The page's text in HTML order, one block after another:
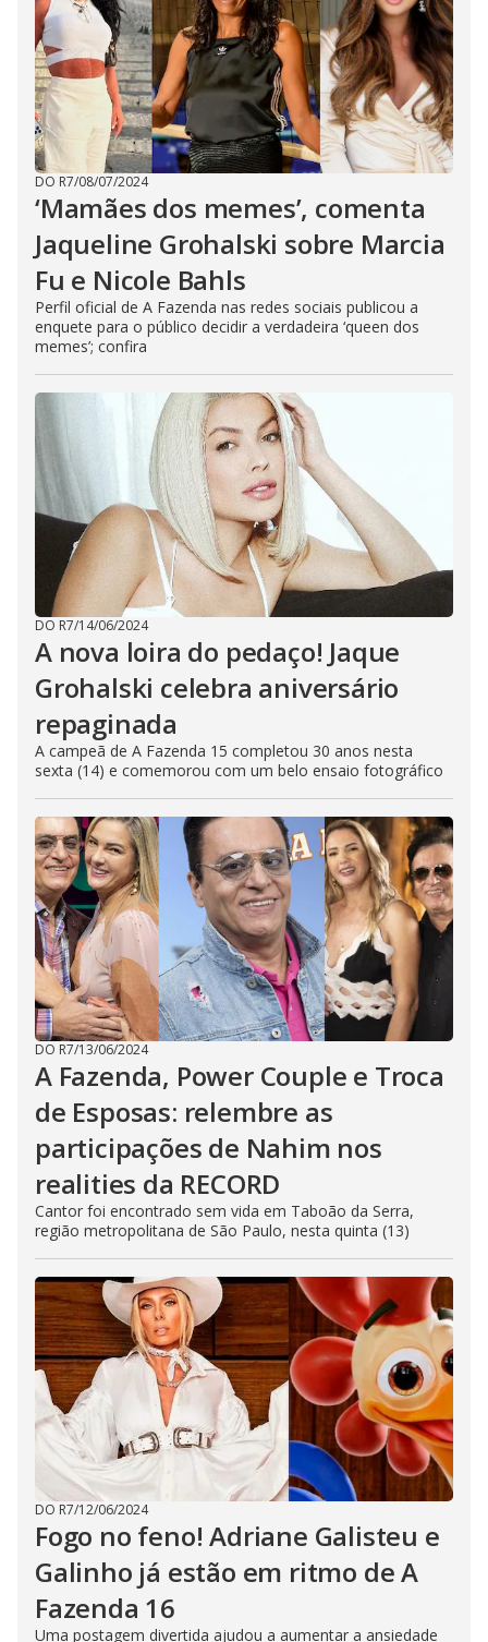
DO R7/08/07/2024
‘Mamães dos memes’, comenta
Jaqueline Grohalski sobre Marcia
Fu e Nicole Bahls
Perfil oficial de A Fazenda nas redes sociais publicou a
enquete para o público decidir a verdadeira ‘queen dos
memes’; confira
DO R7/14/06/2024
A nova loira do pedaço! Jaque
Grohalski celebra aniversário
repaginada
A campeã de A Fazenda 15 completou 30 anos nesta
sexta (14) e comemorou com um belo ensaio fotográfico
DO R7/13/06/2024
A Fazenda, Power Couple e Troca
de Esposas: relembre as
participações de Nahim nos
realities da RECORD
Cantor foi encontrado sem vida em Taboão da Serra,
região metropolitana de São Paulo, nesta quinta (13)
DO R7/12/06/2024
Fogo no feno! Adriane Galisteu e
Galinho já estão em ritmo de A
Fazenda 16
Uma postagem divertida ajudou a aumentar a ansiedade